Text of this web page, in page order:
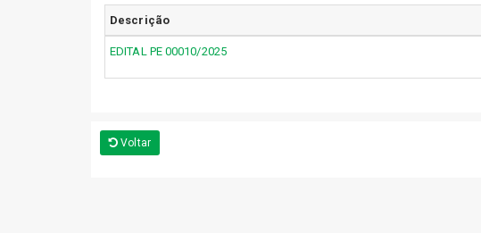
Descrição
EDITAL PE 00010/2025
Voltar